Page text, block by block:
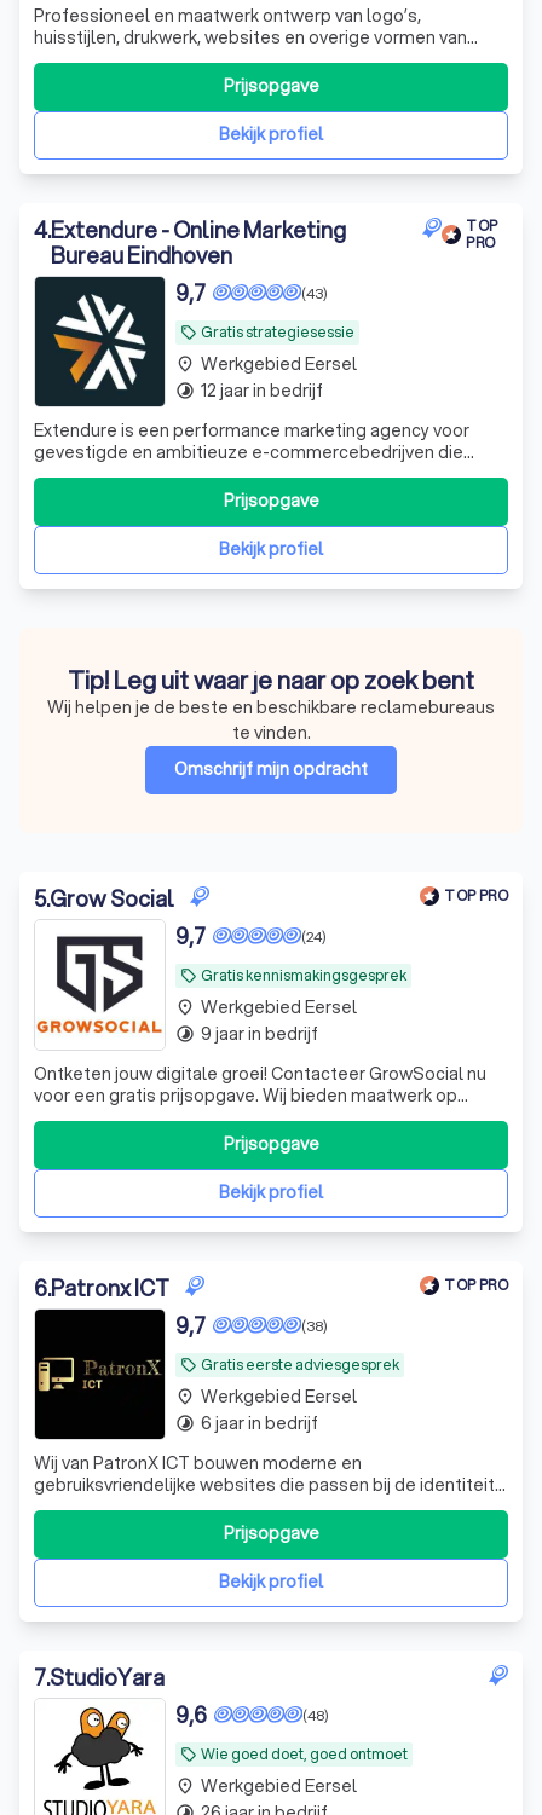
Professioneel en maatwerk ontwerp van logo’s,
huisstijlen, drukwerk, websites en overige vormen van
creatieve communicatie. Flexibel, betrouwbaar, een
overvloed aan creativiteit en nette prijzen.
Bekijk profiel
Prijsopgave
4.Extendure - Online Marketing
Bureau Eindhoven
TOP
PRO
local_offer Gratis strategiesessie
(43)
9,7
Extendure is een performance marketing agency voor
gevestigde en ambitieuze e-commercebedrijven die
serieus willen investeren in groei. Als Google Premier
Partner combineren we strategisch advies met Google
Ads-expertise om webshops te helpen meer omzet,
hogere marges en een beter rendement te reali
Bekijk profiel
Prijsopgave
place Werkgebied Eersel
timelapse 12 jaar in bedrijf
Tip! Leg uit waar je naar op zoek bent
Wij helpen je de beste en beschikbare reclamebureaus
te vinden.
Omschrijf mijn opdracht
5.Grow Social TOP PRO
local_offer Gratis kennismakingsgesprek
(24)
9,7
Ontketen jouw digitale groei! Contacteer GrowSocial nu
voor een gratis prijsopgave. Wij bieden maatwerk op
gebied van websites, online advertising, SEO/SEA en
meer. Bereik direct jouw succes online!
Bekijk profiel
Prijsopgave
place Werkgebied Eersel
timelapse 9 jaar in bedrijf
6.Patronx ICT TOP PRO
local_offer Gratis eerste adviesgesprek
(38)
9,7
Wij van PatronX ICT bouwen moderne en
gebruiksvriendelijke websites die passen bij de identiteit
van jouw bedrijf. We verzorgen het complete traject: van
ontwerp, domeinregistratie en hosting tot beveiliging,
onderhoud en zoekmachineoptimalisatie (SEO). Daarnaast
ondersteunen wij bij e-mail, Microso
Bekijk profiel
Prijsopgave
place Werkgebied Eersel
timelapse 6 jaar in bedrijf
7.StudioYara
local_offer Wie goed doet, goed ontmoet
(48)
9,6
place Werkgebied Eersel